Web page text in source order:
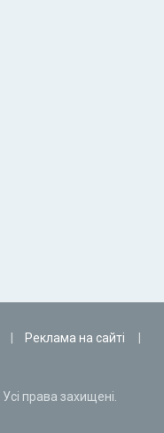
Реклама на сайті
права захищені.